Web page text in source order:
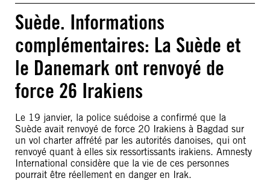
Suède. Informations
complémentaires: La Suède et
le Danemark ont renvoyé de
force 26 Irakiens
Le 19 janvier, la police suédoise a confirmé que la
Suède avait renvoyé de force 20 Irakiens à Bagdad sur
un vol charter affrété par les autorités danoises, qui ont
renvoyé quant à elles six ressortissants irakiens. Amnesty
International considère que la vie de ces personnes
pourrait être réellement en danger en Irak.